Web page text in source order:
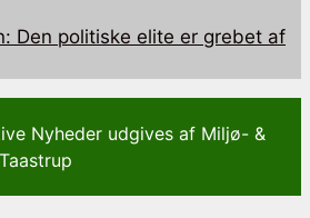
Den politiske elite er grebet af
Nyheder udgives af Miljø- &